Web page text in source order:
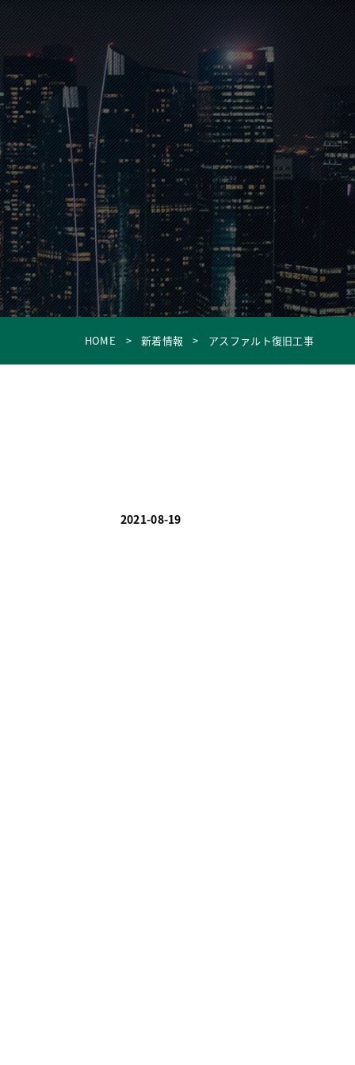
HOME 新着情報 アスファルト復旧工事
2021-08-19